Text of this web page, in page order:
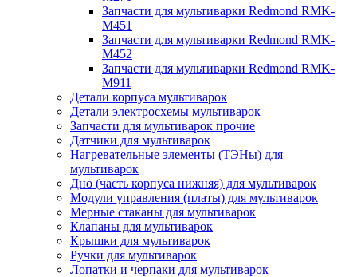
Запчасти для мультиварки Redmond RMK-
M451
Запчасти для мультиварки Redmond RMK-
M452
Запчасти для мультиварки Redmond RMK-
M911
Детали корпуса мультиварок
Детали электросхемы мультиварок
Запчасти для мультиварок прочие
Датчики для мультиварок
Нагревательные элементы (ТЭНы) для
мультиварок
Дно (часть корпуса нижняя) для мультиварок
Модули управления (платы) для мультиварок
Мерные стаканы для мультиварок
Клапаны для мультиварок
Крышки для мультиварок
Ручки для мультиварок
Лопатки и черпаки для мультиварок